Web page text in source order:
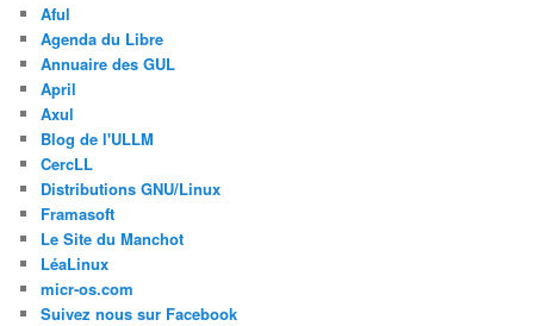
Aful
Agenda du Libre
Annuaire des GUL
April
Axul
Blog de l'ULLM
CercLL
Distributions GNU/Linux
Framasoft
Le Site du Manchot
LéaLinux
micr-os.com
Suivez nous sur Facebook